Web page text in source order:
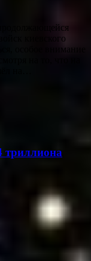
киевского
особое внимание
на то, что на
на…
триллиона